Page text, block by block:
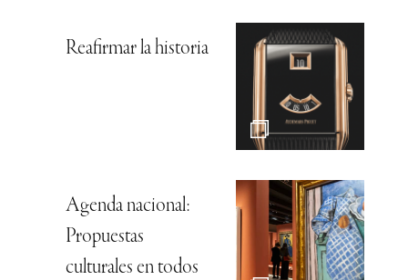
Reafirmar la historia
Agenda nacional:
Propuestas
culturales en todos